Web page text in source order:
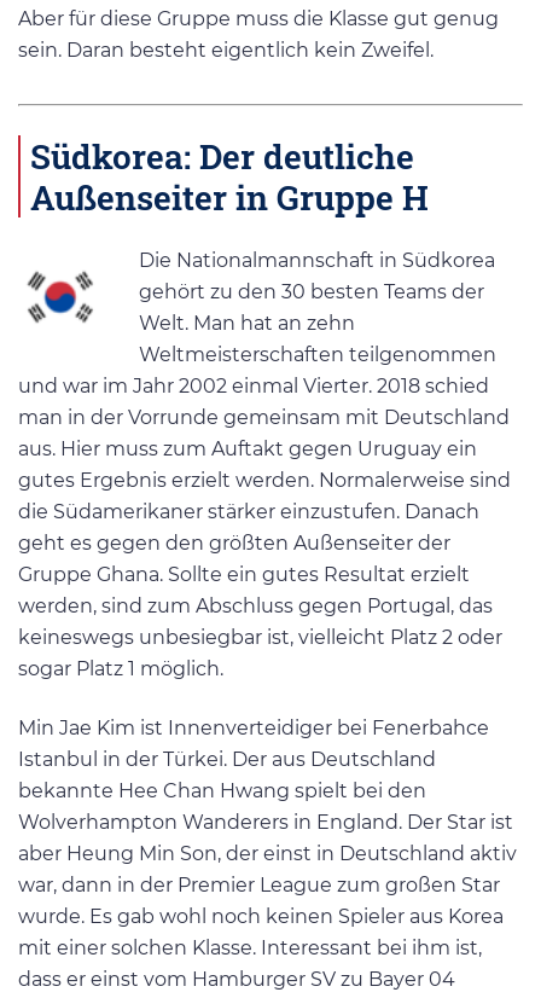
Aber für diese Gruppe muss die Klasse gut genug
sein. Daran besteht eigentlich kein Zweifel.
Südkorea: Der deutliche
Außenseiter in Gruppe H
Die Nationalmannschaft in Südkorea
gehört zu den 30 besten Teams der
Welt. Man hat an zehn
Weltmeisterschaften teilgenommen
und war im Jahr 2002 einmal Vierter. 2018 schied
man in der Vorrunde gemeinsam mit Deutschland
aus. Hier muss zum Auftakt gegen Uruguay ein
gutes Ergebnis erzielt werden. Normalerweise sind
die Südamerikaner stärker einzustufen. Danach
geht es gegen den größten Außenseiter der
Gruppe Ghana. Sollte ein gutes Resultat erzielt
werden, sind zum Abschluss gegen Portugal, das
keineswegs unbesiegbar ist, vielleicht Platz 2 oder
sogar Platz 1 möglich.
Min Jae Kim ist Innenverteidiger bei Fenerbahce
Istanbul in der Türkei. Der aus Deutschland
bekannte Hee Chan Hwang spielt bei den
Wolverhampton Wanderers in England. Der Star ist
aber Heung Min Son, der einst in Deutschland aktiv
war, dann in der Premier League zum großen Star
wurde. Es gab wohl noch keinen Spieler aus Korea
mit einer solchen Klasse. Interessant bei ihm ist,
dass er einst vom Hamburger SV zu Bayer 04